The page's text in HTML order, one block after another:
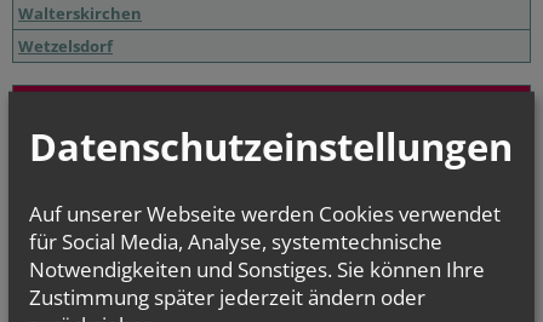
Walterskirchen
Wetzelsdorf
Drasenhofen
Falkenstein
Kleinschweinbarth
Ottenthal
Poysbrunn
Datenschutzeinstellungen
Auf unserer Webseite werden Cookies verwendet
für Social Media, Analyse, systemtechnische
Notwendigkeiten und Sonstiges. Sie können Ihre
Zustimmung später jederzeit ändern oder